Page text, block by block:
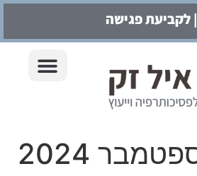
| לקביעת פגישה